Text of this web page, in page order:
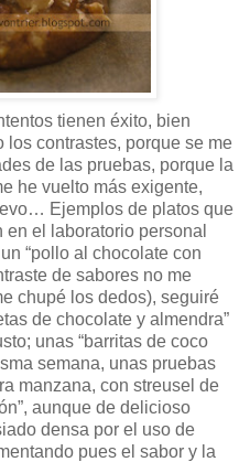
tienen éxito, bien
los contrastes, porque se me
de las pruebas, porque la
he vuelto más exigente,
Ejemplos de platos que
el laboratorio personal
“pollo al chocolate con
de sabores no me
chupé los dedos), seguiré
de chocolate y almendra”
unas “barritas de coco
semana, unas pruebas
manzana, con streusel de
aunque de delicioso
densa por el uso de
pues el sabor y la